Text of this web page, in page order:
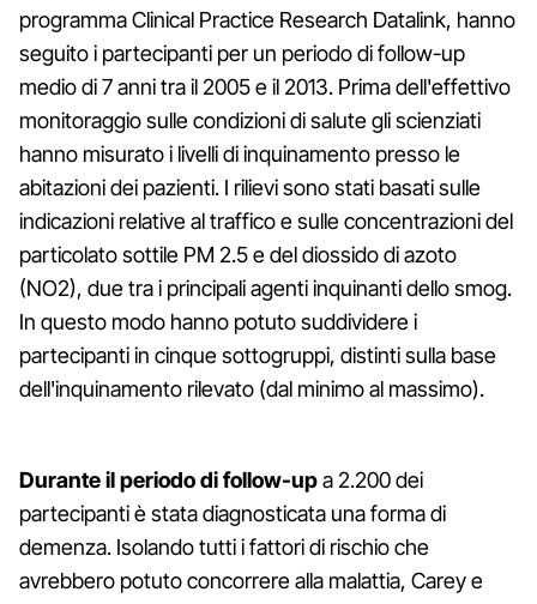
programma Clinical Practice Research Datalink, hanno
seguito i partecipanti per un periodo di follow-up
medio di 7 anni tra il 2005 e il 2013. Prima dell'effettivo
monitoraggio sulle condizioni di salute gli scienziati
hanno misurato i livelli di inquinamento presso le
abitazioni dei pazienti. I rilievi sono stati basati sulle
indicazioni relative al traffico e sulle concentrazioni del
particolato sottile PM 2.5 e del diossido di azoto
(NO2), due tra i principali agenti inquinanti dello smog.
In questo modo hanno potuto suddividere i
partecipanti in cinque sottogruppi, distinti sulla base
dell'inquinamento rilevato (dal minimo al massimo).
Durante il periodo di follow-upa 2.200 dei
partecipanti è stata diagnosticata una forma di
demenza. Isolando tutti i fattori di rischio che
avrebbero potuto concorrere alla malattia, Carey e